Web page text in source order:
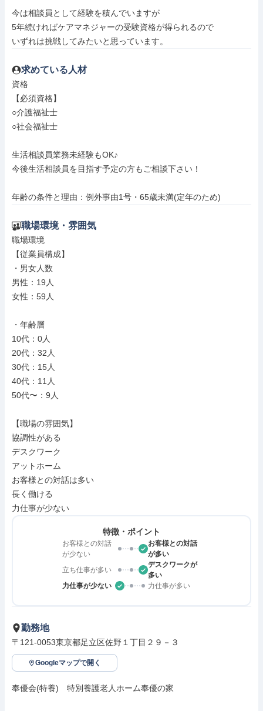
今は相談員として経験を積んでいますが
5年続ければケアマネジャーの受験資格が得られるので
いずれは挑戦してみたいと思っています。
求めている人材
資格
【必須資格】
○介護福祉士
○社会福祉士
生活相談員業務未経験もOK♪
今後生活相談員を目指す予定の方もご相談下さい！
年齢の条件と理由：例外事由1号・65歳未満(定年のため)
職場環境・雰囲気
職場環境
【従業員構成】
・男女人数
男性：19人
女性：59人
・年齢層
10代：0人
20代：32人
30代：15人
40代：11人
50代〜：9人
【職場の雰囲気】
協調性がある
デスクワーク
アットホーム
お客様との対話は多い
長く働ける
力仕事が少ない
特徴・ポイント
お客様との対話
が少ない
お客様との対話
が多い
立ち仕事が多い
デスクワークが
多い
力仕事が少ない
力仕事が多い
勤務地
〒121-0053東京都足立区佐野１丁目２９－３
Googleマップで開く
奉優会(特養)　特別養護老人ホーム奉優の家